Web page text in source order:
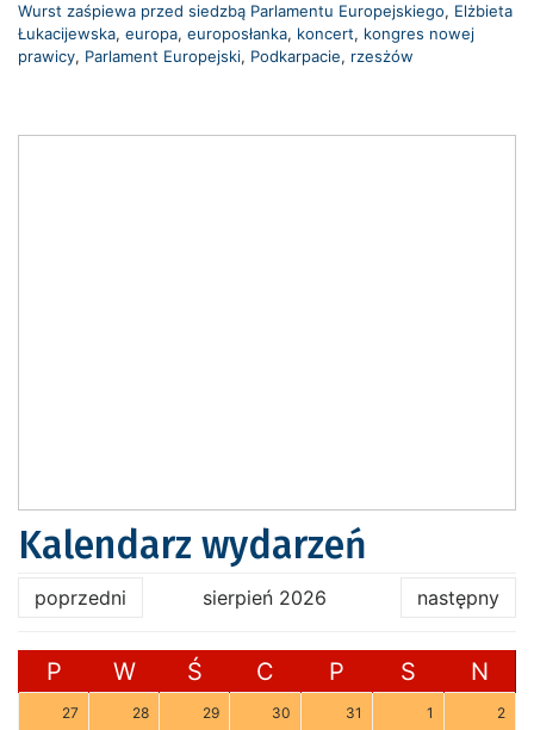
Wurst zaśpiewa przed siedzbą Parlamentu Europejskiego, Elżbieta
Łukacijewska, europa, europosłanka, koncert, kongres nowej
prawicy, Parlament Europejski, Podkarpacie, rzesżów
Kalendarz wydarzeń
poprzedni sierpień 2026 następny
P W Ś C P S N
27 28 29 30 31 1 2